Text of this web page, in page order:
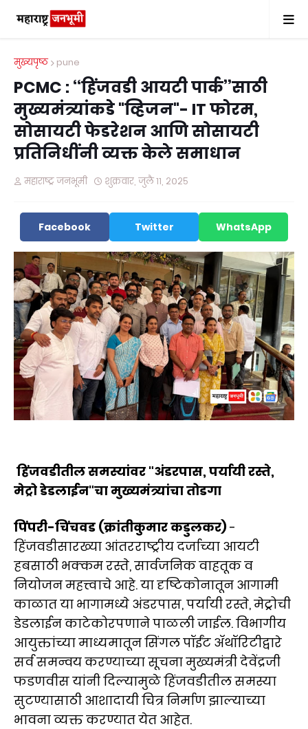
मुख्यपृष्ठ pune
PCMC : ‘‘हिंजवडी आयटी पार्क’’साठी
मुख्यमंत्र्यांकडे "व्हिजन"- IT फोरम,
सोसायटी फेडरेशन आणि सोसायटी
प्रतिनिधींनी व्यक्त केले समाधान
महाराष्ट्र जनभूमी शुक्रवार, जुलै ११, २०२५
Facebook Twitter WhatsApp
हिंजवडीतील समस्यांवर "अंडरपास, पर्यायी रस्ते,
मेट्रो डेडलाईन"चा मुख्यमंत्र्यांचा तोडगा
पिंपरी-चिंचवड (क्रांतीकुमार कडुलकर)-
हिंजवडीसारख्या आंतरराष्ट्रीय दर्जाच्या आयटी
हबसाठी भक्कम रस्ते, सार्वजनिक वाहतूक व
नियोजन महत्त्वाचे आहे. या दृष्टिकोनातून आगामी
काळात या भागामध्ये अंडरपास, पर्यायी रस्ते, मेट्रोची
डेडलाईन काटेकोरपणाने पाळली जाईल. विभागीय
आयुक्तांच्या माध्यमातून सिंगल पॉईंट ॲथॉरिटीद्वारे
सर्व समन्वय करण्याच्या सूचना मुख्यमंत्री देवेंद्रजी
फडणवीस यांनी दिल्यामुळे हिंजवडीतील समस्या
सुटण्यासाठी आशादायी चित्र निर्माण झाल्याच्या
भावना व्यक्त करण्यात येत आहेत.